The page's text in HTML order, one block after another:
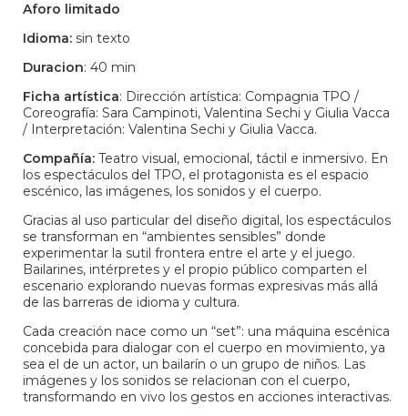
Aforo limitado
Idioma: sin texto
Duracion: 40 min
Ficha artística: Dirección artística: Compagnia TPO /
Coreografía: Sara Campinoti, Valentina Sechi y Giulia Vacca
/ Interpretación: Valentina Sechi y Giulia Vacca.
Compañía: Teatro visual, emocional, táctil e inmersivo. En
los espectáculos del TPO, el protagonista es el espacio
escénico, las imágenes, los sonidos y el cuerpo.
Gracias al uso particular del diseño digital, los espectáculos
se transforman en “ambientes sensibles” donde
experimentar la sutil frontera entre el arte y el juego.
Bailarines, intérpretes y el propio público comparten el
escenario explorando nuevas formas expresivas más allá
de las barreras de idioma y cultura.
Cada creación nace como un “set”: una máquina escénica
concebida para dialogar con el cuerpo en movimiento, ya
sea el de un actor, un bailarín o un grupo de niños. Las
imágenes y los sonidos se relacionan con el cuerpo,
transformando en vivo los gestos en acciones interactivas.